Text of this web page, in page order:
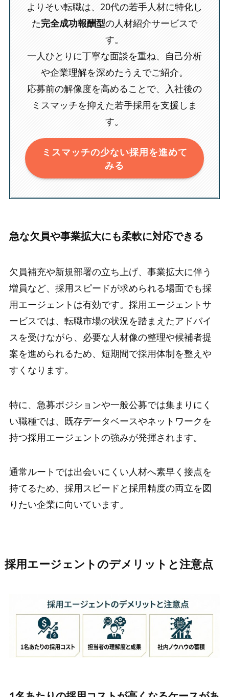
よりそい転職は、20代の若手人材に特化し
た完全成功報酬型の人材紹介サービスで
す。
一人ひとりに丁寧な面談を重ね、自己分析
や企業理解を深めたうえでご紹介。
応募前の解像度を高めることで、入社後の
ミスマッチを抑えた若手採用を支援しま
す。
ミスマッチの少ない採用を進めて
みる
急な欠員や事業拡大にも柔軟に対応できる
欠員補充や新規部署の立ち上げ、事業拡大に伴う
増員など、採用スピードが求められる場面でも採
用エージェントは有効です。採用エージェントサ
ービスでは、転職市場の状況を踏まえたアドバイ
スを受けながら、必要な人材像の整理や候補者提
案を進められるため、短期間で採用体制を整えや
すくなります。
特に、急募ポジションや一般公募では集まりにく
い職種では、既存データベースやネットワークを
持つ採用エージェントの強みが発揮されます。
通常ルートでは出会いにくい人材へ素早く接点を
持てるため、採用スピードと採用精度の両立を図
りたい企業に向いています。
採用エージェントのデメリットと注意点